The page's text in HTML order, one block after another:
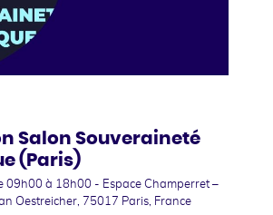
Salon Souveraineté
(Paris)
09h00 à 18h00 - Espace Champerret –
Oestreicher, 75017 Paris, France